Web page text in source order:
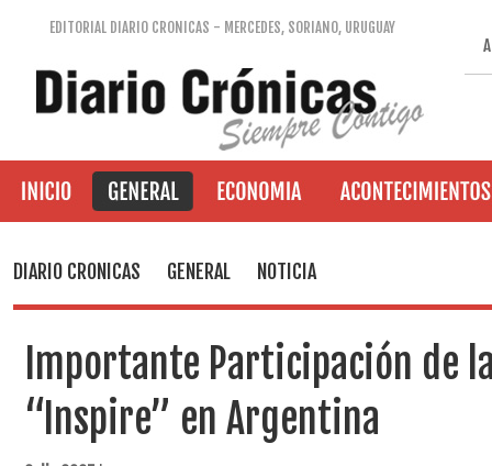
EDITORIAL DIARIO CRONICAS - MERCEDES, SORIANO, URUGUAY
DIARIO CRONICAS GENERAL NOTICIA
Importante Participación de
“Inspire” en Argentina